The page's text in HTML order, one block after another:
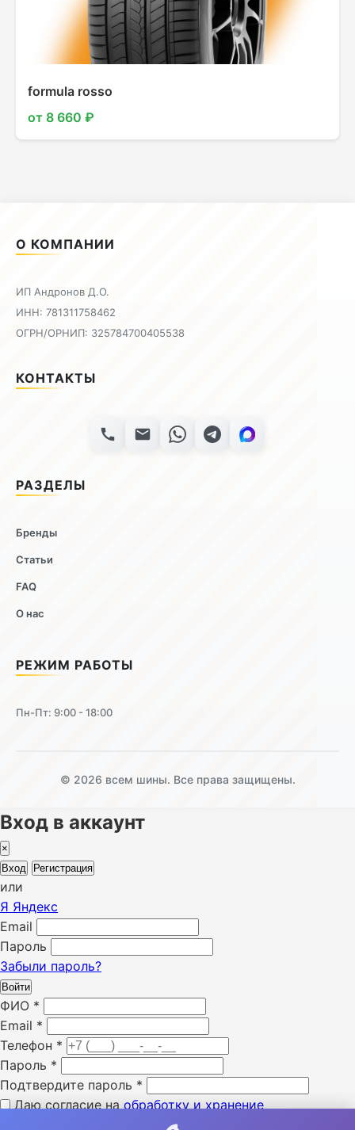
formula rosso
от 8 660 ₽
О КОМПАНИИ
ИП Андронов Д.О.
ИНН: 781311758462
ОГРН/ОРНИП: 325784700405538
КОНТАКТЫ
РАЗДЕЛЫ
Бренды
Статьи
FAQ
О нас
РЕЖИМ РАБОТЫ
Пн-Пт: 9:00 - 18:00
© 2026 всем шины. Все права защищены.
Вход в аккаунт
×
Вход
Регистрация
или
Я Яндекс
Email
Пароль
Забыли пароль?
Войти
ФИО *
Email *
Телефон *
Пароль *
Подтвердите пароль *
Даю согласие на обработку и хранение